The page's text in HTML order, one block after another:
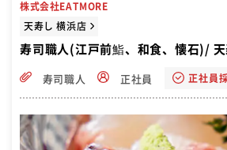
株式会社EATMORE
天寿し 横浜店
寿司職人(江戸前鮨、和食、懐石)/
寿司職人 正社員 正社員